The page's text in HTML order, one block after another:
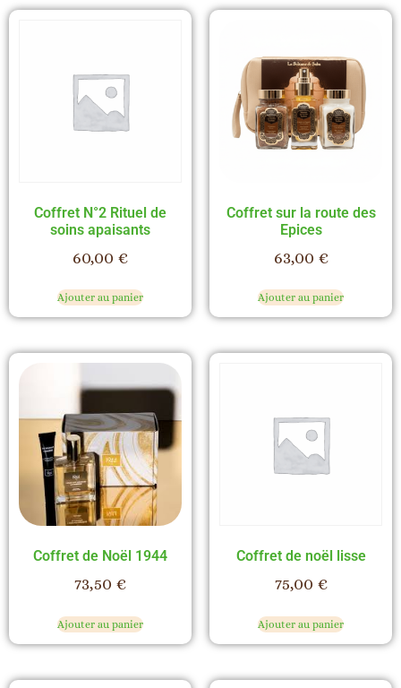
Coffret N°2 Rituel de
soins apaisants
60,00 €
Ajouter au panier
Coffret sur la route des
Epices
63,00 €
Ajouter au panier
Coffret de Noël 1944
73,50 €
Ajouter au panier
Coffret de noël lisse
75,00 €
Ajouter au panier